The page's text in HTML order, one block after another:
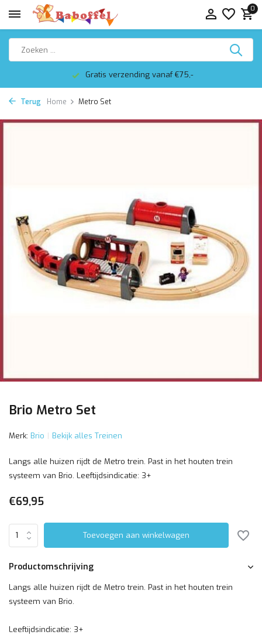
0
Gratis verzending vanaf €75,-
Terug Home Metro Set
Brio Metro Set
Merk: Brio Bekijk alles Treinen
Langs alle huizen rijdt de Metro trein. Past in het houten trein
systeem van Brio. Leeftijdsindicatie: 3+
€69,95
Toevoegen aan winkelwagen
Productomschrijving
Langs alle huizen rijdt de Metro trein. Past in het houten trein
systeem van Brio.
Leeftijdsindicatie: 3+